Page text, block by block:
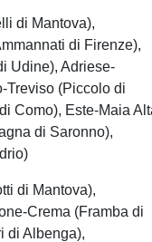
di Mantova),
di Firenze),
Udine), Adriese-
Treviso (Piccolo di
Como), Este-Maia
di Saronno),
di Mantova),
Crema (Framba di
di Albenga),